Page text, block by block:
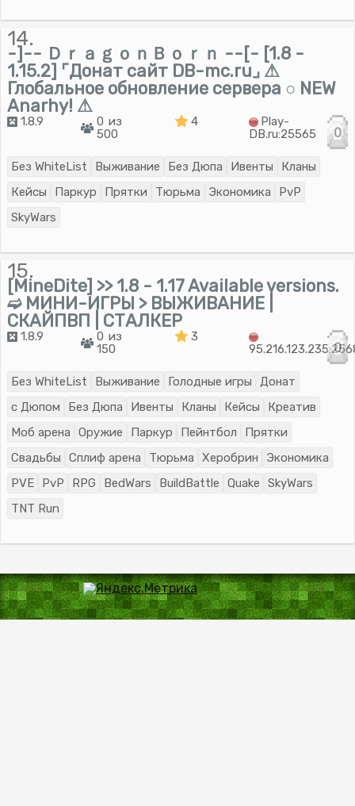
14.
-]-- ＤｒａｇｏｎＢｏｒｎ --[- [1.8 -
1.15.2] ⌜Донат сайт DB-mc.ru⌟ ⚠
Глобальное обновление сервера ○ NEW
Anarhy! ⚠
1.8.9
0 из
500
4
Play-
DB.ru:25565
0
Без WhiteList Выживание Без Дюпа Ивенты
Кланы
Кейсы
Паркур Прятки Тюрьма Экономика
PvP
SkyWars
15.
[MineDite] >> 1.8 - 1.17 Available versions.
➫ МИНИ-ИГРЫ > ВЫЖИВАНИЕ |
СКАЙПВП | СТАЛКЕР
1.8.9
0 из
150
3
0
Без WhiteList Выживание Голодные игры
Донат
с Дюпом
Без Дюпа Ивенты Кланы Кейсы
Креатив
Моб арена
Оружие Паркур Пейнтбол
Прятки
Свадьбы
Сплиф арена Тюрьма Херобрин
Экономика
PVE
PvP RPG BedWars BuildBattle Quake
SkyWars
TNT Run